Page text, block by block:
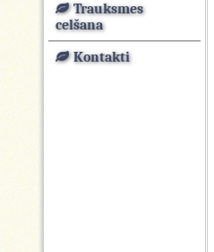
Trauksmes
celšana
Kontakti